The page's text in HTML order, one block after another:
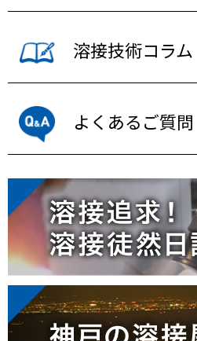
溶接技術コラム
よくあるご質問